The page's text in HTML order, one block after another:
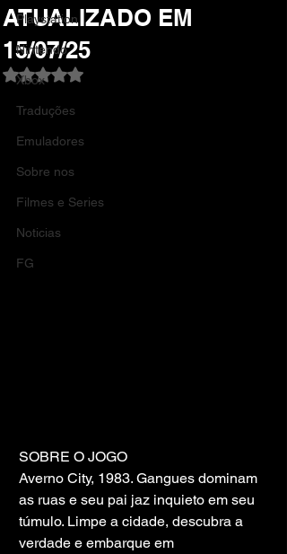
Playstation
Nintendo
Xbox
Traduções
Emuladores
Sobre nos
Filmes e Series
Noticias
FG
ATUALIZADO EM
15/07/25
Avaliado com NaN de 5 estrelas.
SOBRE O JOGO
Averno City, 1983. Gangues dominam
as ruas e seu pai jaz inquieto em seu
túmulo. Limpe a cidade, descubra a
verdade e embarque em